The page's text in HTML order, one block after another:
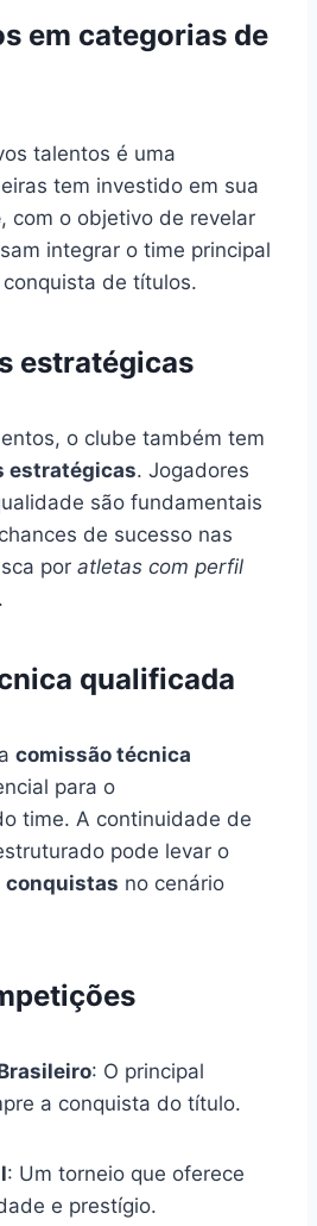
em categorias de
talentos é uma
tem investido em sua
, com o objetivo de revelar
integrar o time principal
de títulos.
estratégicas
o clube também tem
estratégicas. Jogadores
são fundamentais
de sucesso nas
por atletas com perfil
qualificada
comissão técnica
para o
time. A continuidade de
pode levar o
conquistas no cenário
: O principal
a conquista do título.
: Um torneio que oferece
e prestígio.